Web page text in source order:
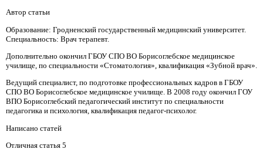
Автор статьи
Образование: Гродненский государственный медицинский университет.
Специальность: Врач терапевт.
Дополнительно окончил ГБОУ СПО ВО Борисоглебское медицинское
училище, по специальности «Стоматология», квалификация «Зубной врач».
Ведущий специалист, по подготовке профессиональных кадров в ГБОУ
СПО ВО Борисоглебское медицинское училище. В 2008 году окончил ГОУ
ВПО Борисоглебский педагогический институт по специальности
педагогика и психология, квалификация педагог-психолог.
Написано статей
Отличная статья 5